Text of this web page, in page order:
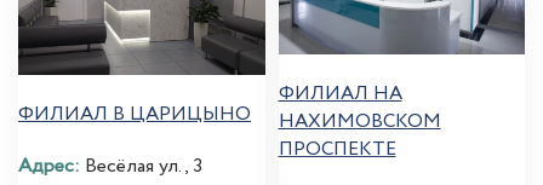
ФИЛИАЛ В ЦАРИЦЫНО
Адрес: Весёлая ул., 3
ФИЛИАЛ НА
НАХИМОВСКОМ
ПРОСПЕКТЕ